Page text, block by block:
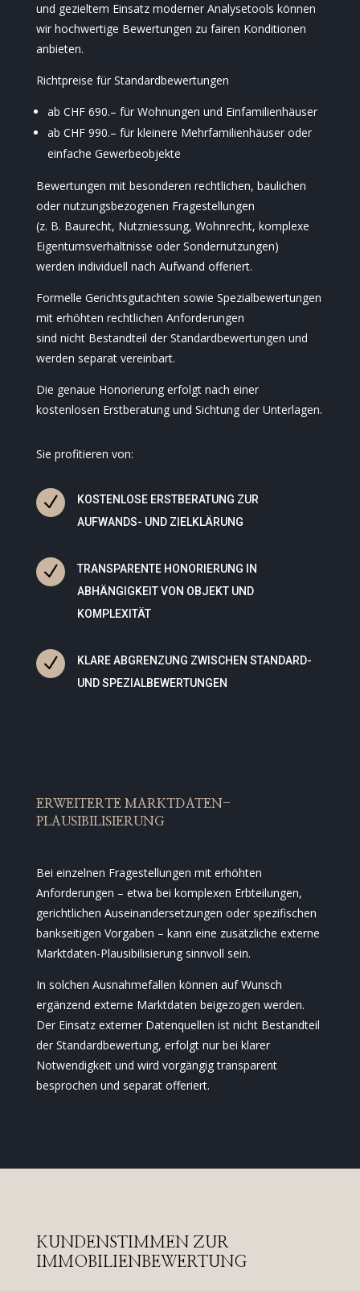
und gezieltem Einsatz moderner Analysetools können
wir hochwertige Bewertungen zu fairen Konditionen
anbieten.
Richtpreise für Standardbewertungen
ab CHF 690.– für Wohnungen und Einfamilienhäuser
ab CHF 990.– für kleinere Mehrfamilienhäuser oder
einfache Gewerbeobjekte
Bewertungen mit besonderen rechtlichen, baulichen
oder nutzungsbezogenen Fragestellungen
(z. B. Baurecht, Nutzniessung, Wohnrecht, komplexe
Eigentumsverhältnisse oder Sondernutzungen)
werden individuell nach Aufwand offeriert.
Formelle Gerichtsgutachten sowie Spezialbewertungen
mit erhöhten rechtlichen Anforderungen
sind nicht Bestandteil der Standardbewertungen und
werden separat vereinbart.
Die genaue Honorierung erfolgt nach einer
kostenlosen Erstberatung und Sichtung der Unterlagen.
Sie profitieren von:
N
KOSTENLOSE ERSTBERATUNG ZUR
AUFWANDS- UND ZIELKLÄRUNG
N
TRANSPARENTE HONORIERUNG IN
ABHÄNGIGKEIT VON OBJEKT UND
KOMPLEXITÄT
N
KLARE ABGRENZUNG ZWISCHEN STANDARD-
UND SPEZIALBEWERTUNGEN
ERWEITERTE MARKTDATEN-
PLAUSIBILISIERUNG
Bei einzelnen Fragestellungen mit erhöhten
Anforderungen – etwa bei komplexen Erbteilungen,
gerichtlichen Auseinandersetzungen oder spezifischen
bankseitigen Vorgaben – kann eine zusätzliche externe
Marktdaten-Plausibilisierung sinnvoll sein.
In solchen Ausnahmefällen können auf Wunsch
ergänzend externe Marktdaten beigezogen werden.
Der Einsatz externer Datenquellen ist nicht Bestandteil
der Standardbewertung, erfolgt nur bei klarer
Notwendigkeit und wird vorgängig transparent
besprochen und separat offeriert.
KUNDENSTIMMEN ZUR
IMMOBILIENBEWERTUNG